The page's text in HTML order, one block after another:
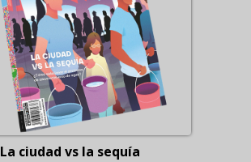
La ciudad vs la sequía